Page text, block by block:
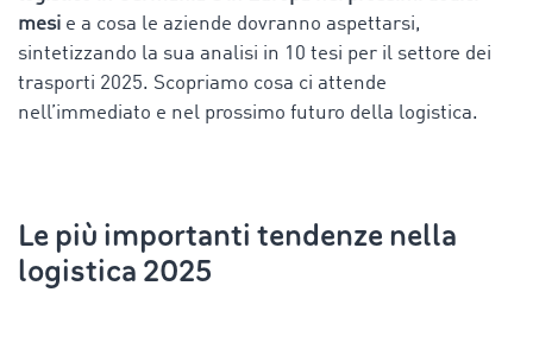
mesi e a cosa le aziende dovranno aspettarsi,
sintetizzando la sua analisi in 10 tesi per il settore dei
trasporti 2025. Scopriamo cosa ci attende
nell’immediato e nel prossimo futuro della logistica.
Le più importanti tendenze nella
logistica 2025